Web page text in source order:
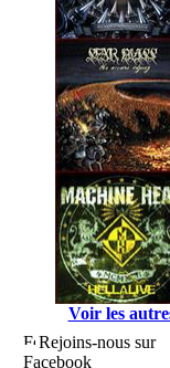
Voir les
Rejoins-nous sur
Facebook